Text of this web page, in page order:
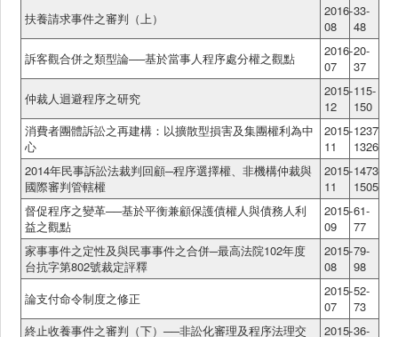
扶養請求事件之審判（上）
2016-
08
33-
48
訴客觀合併之類型論──基於當事人程序處分權之觀點
2016-
07
20-
37
仲裁人迴避程序之研究
2015-
12
115-
150
消費者團體訴訟之再建構：以擴散型損害及集團權利為中
心
2015-
11
1237-
1326
2014年民事訴訟法裁判回顧─程序選擇權、非機構仲裁與
國際審判管轄權
2015-
11
1473-
1505
督促程序之變革──基於平衡兼顧保護債權人與債務人利
益之觀點
2015-
09
61-
77
家事事件之定性及與民事事件之合併─最高法院102年度
台抗字第802號裁定評釋
2015-
08
79-
98
論支付命令制度之修正
2015-
07
52-
73
終止收養事件之審判（下）──非訟化審理及程序法理交
2015-36-